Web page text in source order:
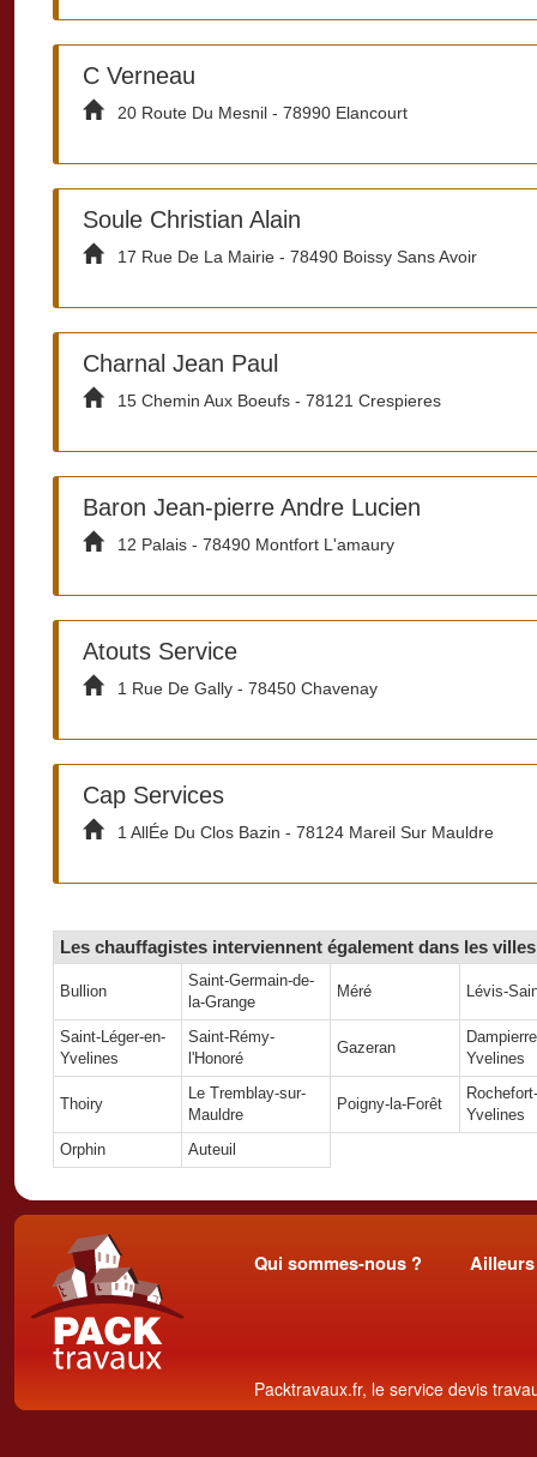
C Verneau
20 Route Du Mesnil - 78990 Elancourt
Soule Christian Alain
17 Rue De La Mairie - 78490 Boissy Sans Avoir
Charnal Jean Paul
15 Chemin Aux Boeufs - 78121 Crespieres
Baron Jean-pierre Andre Lucien
12 Palais - 78490 Montfort L'amaury
Atouts Service
1 Rue De Gally - 78450 Chavenay
Cap Services
1 AllÉe Du Clos Bazin - 78124 Mareil Sur Mauldre
Les chauffagistes interviennent également dans les
Bullion
Saint-Germain-de-
la-Grange
Méré Lévis-
Saint-Léger-en-
Yvelines
Saint-Rémy-
l'Honoré
Gazeran
Yvelines
Thoiry
Le Tremblay-sur-
Mauldre
Poigny-la-Forêt
Yvelines
Orphin
Auteuil
Qui sommes-nous ?
Packtravaux.fr, le service devis